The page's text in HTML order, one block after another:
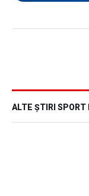
ALTE ȘTIRI SPORT